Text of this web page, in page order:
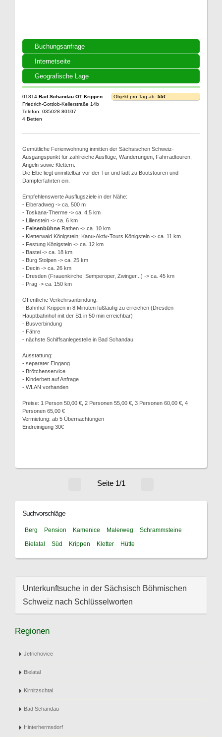
Buchungsanfrage
Internetseite
Geografische Lage
01814 Bad Schandau OT Krippen
Friedrich-Gottlob-Kellerstraße 14b
Telefon: 035028 80107
4 Betten
Objekt pro Tag ab: 55€
Gemütliche Ferienwohnung inmitten der Sächsischen Schweiz-
Ausgangspunkt für zahlreiche Ausflüge, Wanderungen, Fahrradtouren,
Angeln sowie Klettern.
Die Elbe liegt unmittelbar vor der Tür und lädt zu Bootstouren und
Dampferfahrten ein.
Empfehlenswerte Ausflugsziele in der Nähe:
- Elberadweg -> ca. 500 m
- Toskana-Therme -> ca. 4,5 km
- Lilienstein -> ca. 6 km
- Felsenbühne Rathen -> ca. 10 km
- Kletterwald Königstein; Kanu-Aktiv-Tours Königstein -> ca. 11 km
- Festung Königstein -> ca. 12 km
- Bastei -> ca. 18 km
- Burg Stolpen -> ca. 25 km
- Decin -> ca. 26 km
- Dresden (Frauenkirche, Semperoper, Zwinger...) -> ca. 45 km
- Prag -> ca. 150 km
Öffentliche Verkehrsanbindung:
- Bahnhof Krippen in 8 Minuten fußläufig zu erreichen (Dresden
Hauptbahnhof mit der S1 in 50 min erreichbar)
- Busverbindung
- Fähre
- nächste Schiffsanlegestelle in Bad Schandau
Ausstattung:
- separater Eingang
- Brötchenservice
- Kinderbett auf Anfrage
- WLAN vorhanden
Preise: 1 Person 50,00 €, 2 Personen 55,00 €, 3 Personen 60,00 €, 4
Personen 65,00 €
Vermietung: ab 5 Übernachtungen
Endreinigung 30€
Seite 1/1
Suchvorschläge
Berg Pension Kamenice Malerweg
Schrammsteine
Bielatal
Süd Krippen Kletter Hütte
Unterkunftsuche in der Sächsisch Böhmischen
Schweiz nach Schlüsselworten
Regionen
Jetrichovice
Bielatal
Kirnitzschtal
Bad Schandau
Hinterhermsdorf